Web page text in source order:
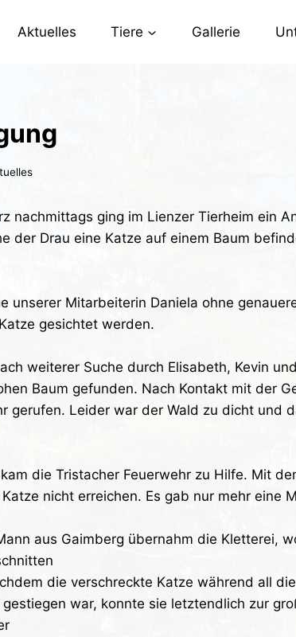
Aktuelles Tiere Gallerie
nachmittags ging im Lienzer Tierheim ein
der Drau eine Katze auf einem Baum
unserer Mitarbeiterin Daniela ohne
gesichtet werden.
weiterer Suche durch Elisabeth, Kevin
Baum gefunden. Nach Kontakt mit der
gerufen. Leider war der Wald zu dicht und
die Tristacher Feuerwehr zu Hilfe. Mit
nicht erreichen. Es gab nur mehr eine
aus Gaimberg übernahm die Kletterei,
die verschreckte Katze während all
war, konnte sie letztendlich zur